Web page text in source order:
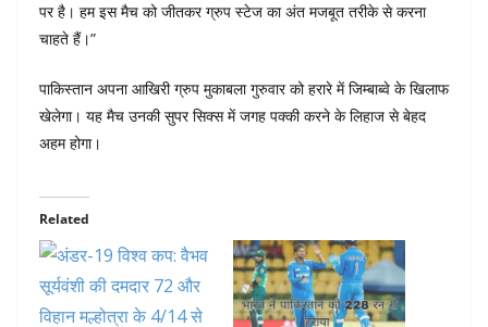
पर है। हम इस मैच को जीतकर ग्रुप स्टेज का अंत मजबूत तरीके से करना
चाहते हैं।”
पाकिस्तान अपना आखिरी ग्रुप मुकाबला गुरुवार को हरारे में जिम्बाब्वे के खिलाफ
खेलेगा। यह मैच उनकी सुपर सिक्स में जगह पक्की करने के लिहाज से बेहद
अहम होगा।
Related